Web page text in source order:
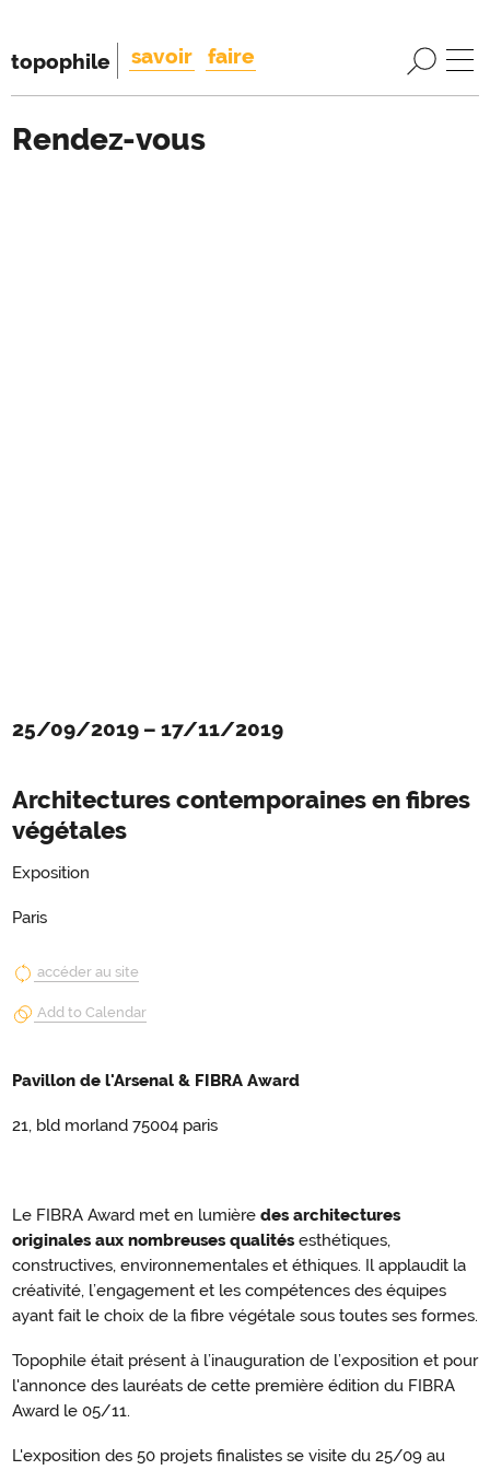
topophile savoir faire
Rendez-vous
25/09/2019 – 17/11/2019
Architectures contemporaines en fibres
végétales
Exposition
Paris
accéder au site
Add to Calendar
Pavillon de l'Arsenal & FIBRA Award
21, bld morland 75004 paris
Le FIBRA Award met en lumière des architectures
originales aux nombreuses qualités esthétiques,
constructives, environnementales et éthiques. Il applaudit la
créativité, l’engagement et les compétences des équipes
ayant fait le choix de la fibre végétale sous toutes ses formes.
Topophile était présent à l’inauguration de l’exposition et pour
l'annonce des lauréats de cette première édition du FIBRA
Award le 05/11.
L'exposition des 50 projets finalistes se visite du 25/09 au